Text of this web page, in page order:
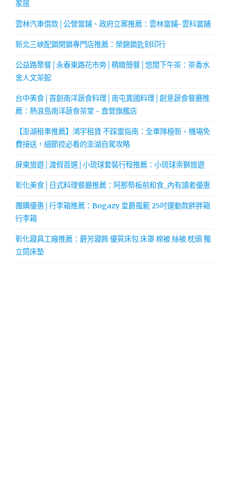
家居
雲林汽車借款│公營當鋪、政府立案推薦：雲林當鋪-雲科當舖
新北三峽配鎖開鎖專門店推薦：榮錦鎖匙刻印行
公益路聚餐│永春東路花市旁│精緻簡餐│悠閒下午茶：茶香水
舍人文茶館
台中美食│首創南洋蔬食料理│南屯異國料理│創意蔬食餐廳推
薦：熱浪島南洋蔬食茶堂 - 直營旗艦店
【澎湖租車推薦】鴻宇租賃 不踩雷指南：全車隊極新、機場免
費接送，細節控必看的澎湖自駕攻略
屏東旅遊│渡假首選│小琉球套裝行程推薦：小琉球崇獅旅遊
彰化美食│日式料理餐廳推薦：阿那祭板前和食_內有讀者優惠
團購優惠│行李箱推薦：Bogazy 皇爵風範 25吋運動款胖胖箱
行李箱
彰化寢具工廠推薦：爵芳寢飾 優質床包 床罩 棉被 絲被 枕頭 獨
立筒床墊